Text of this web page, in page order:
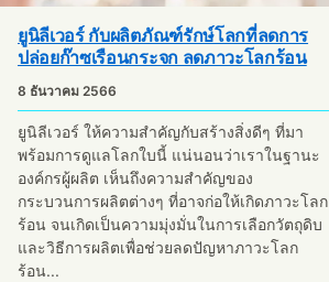
ยูนิลีเวอร์ กับผลิตภัณฑ์รักษ์โลกที่ลดการ
ปล่อยก๊าซเรือนกระจก ลดภาวะโลกร้อน
8 ธันวาคม 2566
ยูนิลีเวอร์ ให้ความสำคัญกับสร้างสิ่งดีๆ ที่มา
พร้อมการดูแลโลกใบนี้ แน่นอนว่าเราในฐานะ
องค์กรผู้ผลิต เห็นถึงความสำคัญของ
กระบวนการผลิตต่างๆ ที่อาจก่อให้เกิดภาวะโลก
ร้อน จนเกิดเป็นความมุ่งมั่นในการเลือกวัตถุดิบ
และวิธีการผลิตเพื่อช่วยลดปัญหาภาวะโลก
ร้อน...